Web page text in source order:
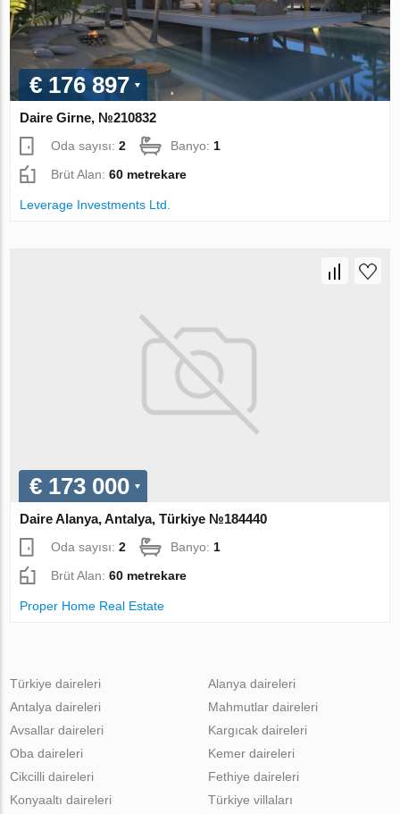
€ 176 897
Daire Girne, №210832
Oda sayısı:2 Banyo: 1
Brüt Alan:60 metrekare
Leverage Investments Ltd.
€ 173 000
Daire Alanya, Antalya, Türkiye №184440
Oda sayısı:2 Banyo: 1
Brüt Alan:60 metrekare
Proper Home Real Estate
Türkiye daireleri
Antalya daireleri
Avsallar daireleri
Oba daireleri
Cikcilli daireleri
Alanya daireleri
Mahmutlar daireleri
Kargıcak daireleri
Kemer daireleri
Fethiye daireleri
Konyaaltı daireleri
Türkiye villaları